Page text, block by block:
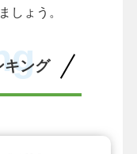
しょう。
キング